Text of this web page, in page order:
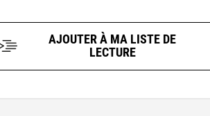
AJOUTER À MA LISTE DE
LECTURE